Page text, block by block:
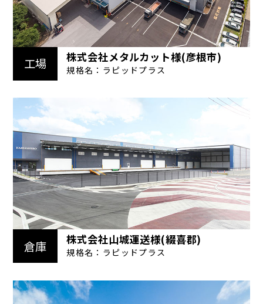
工場 株式会社メタルカット様(彦根市)
規格名：ラピッドプラス
倉庫 株式会社山城運送様(綴喜郡)
規格名：ラピッドプラス